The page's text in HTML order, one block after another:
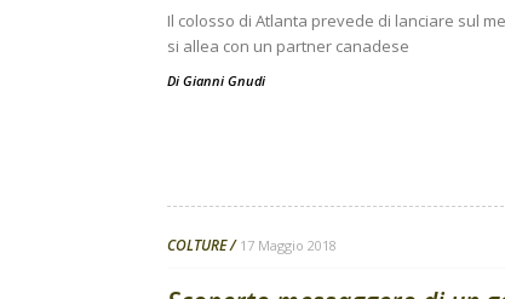
Il colosso di Atlanta prevede di lanciare sul
si allea con un partner canadese
Di Gianni Gnudi
COLTURE 17 Maggio 2018